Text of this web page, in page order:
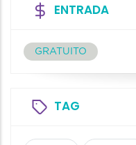
ENTRADA
GRATUITO
TAG